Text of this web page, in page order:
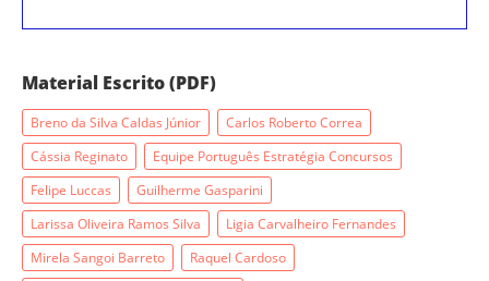
Material Escrito (PDF)
Breno da Silva Caldas Júnior
Carlos Roberto Correa
Cássia Reginato
Equipe Português Estratégia Concursos
Felipe Luccas
Guilherme Gasparini
Larissa Oliveira Ramos Silva
Ligia Carvalheiro Fernandes
Mirela Sangoi Barreto
Raquel Cardoso